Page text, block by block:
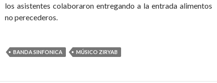
los asistentes colaboraron entregando a la entrada alimentos
no perecederos.
BANDA SINFONICA MÚSICO ZIRYAB